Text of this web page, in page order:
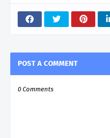
POST A COMMENT
0 Comments